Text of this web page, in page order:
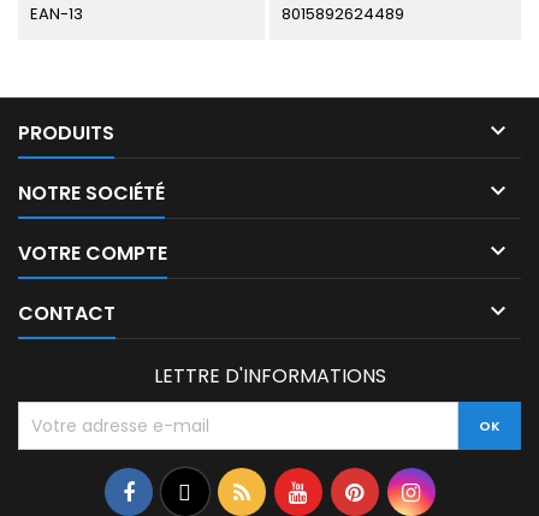
EAN-13 8015892624489
PRODUITS 
NOTRE SOCIÉTÉ 
VOTRE COMPTE 
CONTACT 
LETTRE D'INFORMATIONS
Facebook
TwitterRss YouTubePinterestInstagram